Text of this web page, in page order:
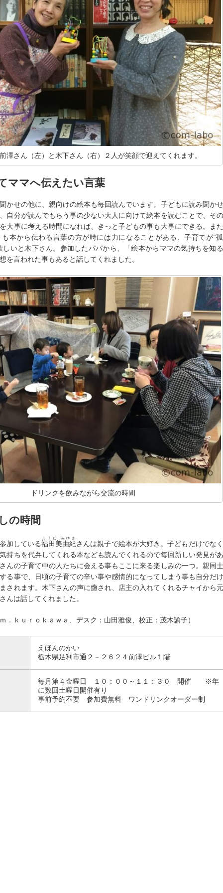
澤さん（左）と木下さん（右）２人が笑顔で迎えてくれます。
ママへ伝えたい言葉
かせの他に、親向けの絵本も毎回読んでいます。子どもに読み聞か
自分が読んでもらう事の少ない大人に向けて絵本を読むことで、そ
大事に考える時間になれば、きっと子どもの事も大事にできる。また
本から伝わる言葉の方が時には力になることがある、子育てが“
しいと木下さん。参加したパパから、「絵本からママの気持ちを知る
を言われた事もあると話してくれました。
ドリンクを飲みながら交流の時間
の時間
加している福田美由紀
ふくだ みゆき
さんは親子で絵本が大好き。子どもだけでなく
持ちを代弁してくれる本なども読んでくれるので毎回新しい発見が
んの子育て中の人たちに会える事もここに来る楽しみの一つ。親同
る事で、日頃の子育ての辛い事や感情的になってしまう事も自分だ
されます。木下さんの声に癒され、店主の入れてくれるチャイから
んは話してくれました。
．ｋｕｒｏｋａｗａ、デスク：山田雅俊、校正：茂木諭子）
えほんのかい
栃木県足利市通２－２６２４前澤ビル１階
毎月第４金曜日 １０：００～１１：３０ 開催 ※年
に数回土曜日開催有り
事前予約不要 参加費無料 ワンドリンクオーダー制